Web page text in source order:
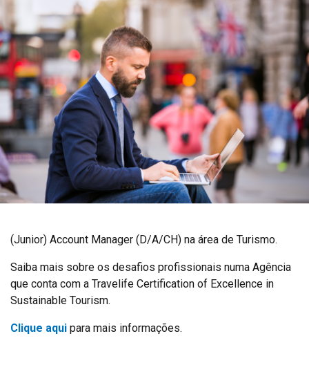
(Junior) Account Manager (D/A/CH) na área de Turismo.
Saiba mais sobre os desafios profissionais numa Agência
que conta com a Travelife Certification of Excellence in
Sustainable Tourism.
Clique aqui para mais informações.